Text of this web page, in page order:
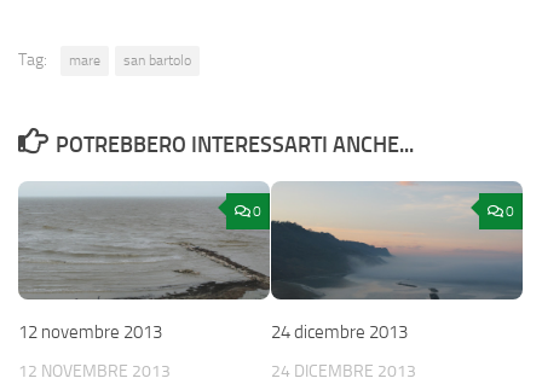
Tag: mare san bartolo
POTREBBERO INTERESSARTI ANCHE...
0
12 novembre 2013
12 NOVEMBRE 2013
0
24 dicembre 2013
24 DICEMBRE 2013